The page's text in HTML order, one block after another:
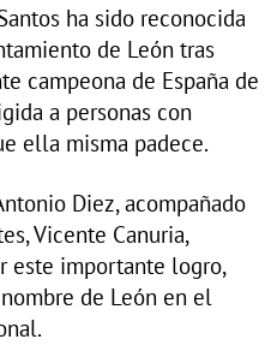
ha sido reconocida
de León tras
campeona de España de
a personas con
ella misma padece.
Diez, acompañado
Vicente Canuria,
este importante logro,
de León en el